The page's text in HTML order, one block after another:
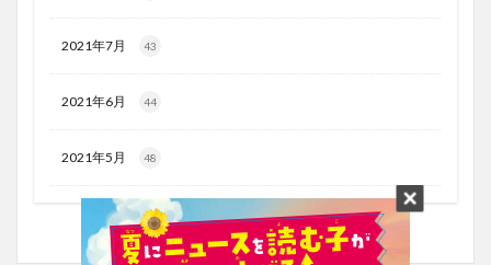
2021年7月 43
2021年6月 44
2021年5月 48